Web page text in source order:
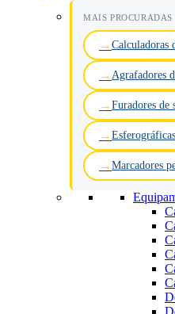
MAIS PROCURADAS
Calculadoras
Agrafadores
Furadores de
Esferográficas
Marcadores